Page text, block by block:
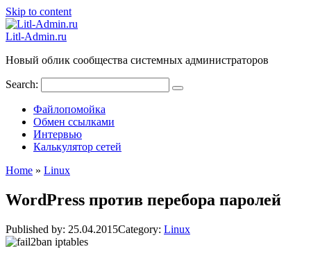
Skip to content
Litl-Admin.ru
Новый облик сообщества системных администраторов
Search:
Файлопомойка
Обмен ссылками
Интервью
Калькулятор сетей
Home » Linux
WordPress против перебора паролей
Published by: 25.04.2015Category: Linux